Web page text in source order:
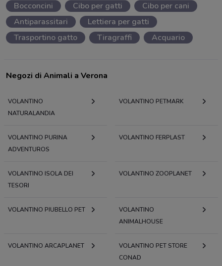
Bocconcini
Cibo per gatti
Cibo per cani
Antiparassitari
Lettiera per gatti
Trasportino gatto
Tiragraffi Acquario
Negozi di Animali a Verona
VOLANTINO
NATURALANDIA
VOLANTINO PETMARK
VOLANTINO PURINA
ADVENTUROS
VOLANTINO FERPLAST
VOLANTINO ISOLA DEI
TESORI
VOLANTINO ZOOPLANET
VOLANTINO PIUBELLO PET
VOLANTINO
ANIMALHOUSE
VOLANTINO ARCAPLANET
VOLANTINO PET STORE
CONAD